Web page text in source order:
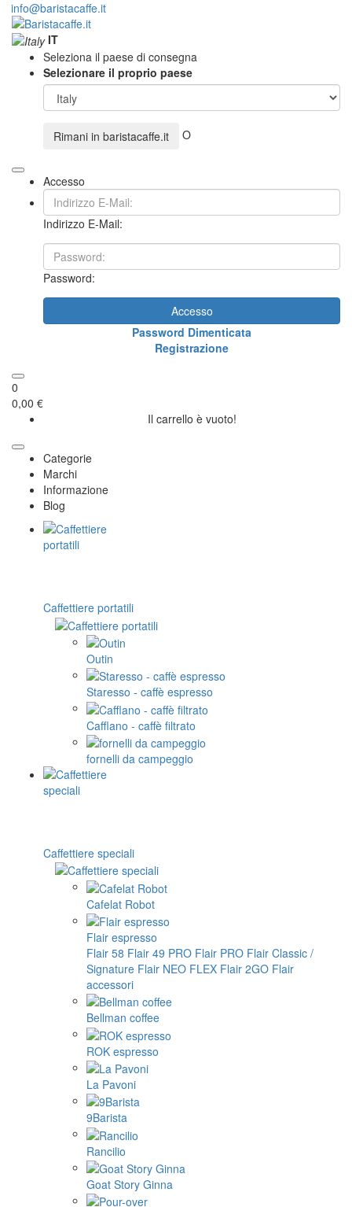
info@baristacaffe.it
IT
Seleziona il paese di consegna
Selezionare il proprio paese
Rimani in baristacaffe.it O
Accesso
Indirizzo E-Mail:
Password:
Accesso
Password Dimenticata
Registrazione
0
0,00 €
Il carrello è vuoto!
Categorie
Marchi
Informazione
Blog
Caffettiere portatili
Outin
Staresso - caffè espresso
Cafflano - caffè filtrato
fornelli da campeggio
Caffettiere speciali
Cafelat Robot
Flair espresso
Flair 58 Flair 49 PRO Flair PRO Flair Classic /
Signature Flair NEO FLEX Flair 2GO Flair
accessori
Bellman coffee
ROK espresso
La Pavoni
9Barista
Rancilio
Goat Story Ginna